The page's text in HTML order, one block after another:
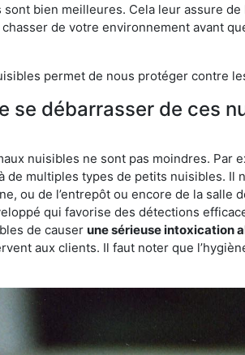
bien meilleures. Cela leur assure
de votre environnement avant
permet de nous protéger contre
se débarrasser de ces
nuisibles ne sont pas moindres. Par
multiples types de petits nuisibles. Il
ou de l’entrepôt ou encore de la
qui favorise des détections
de causer une sérieuse intoxication
aux clients. Il faut noter que